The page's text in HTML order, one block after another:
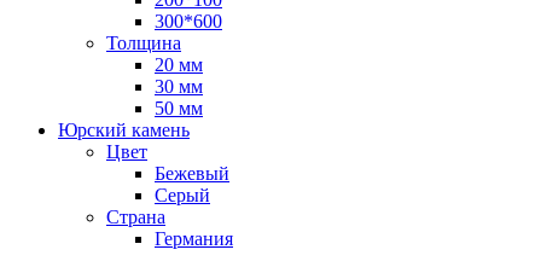
300*600
Толщина
20 мм
30 мм
50 мм
Юрский камень
Цвет
Бежевый
Серый
Страна
Германия